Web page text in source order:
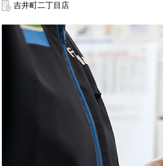
吉井町二丁目店